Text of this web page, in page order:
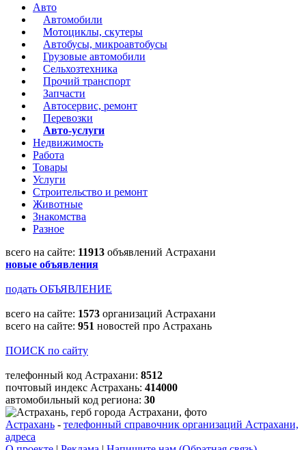
Авто
Автомобили
Мотоциклы, скутеры
Автобусы, микроавтобусы
Грузовые автомобили
Сельхозтехника
Прочий транспорт
Запчасти
Автосервис, ремонт
Перевозки
Авто-услуги
Недвижимость
Работа
Товары
Услуги
Строительство и ремонт
Животные
Знакомства
Разное
всего на сайте: 11913 объявлений Астрахани
новые объявления
подать ОБЪЯВЛЕНИЕ
всего на сайте: 1573 организаций Астрахани
всего на сайте: 951 новостей про Астрахань
ПОИСК по сайту
телефонный код Астрахани: 8512
почтовый индекс Астрахань: 414000
автомобильный код региона: 30
Астрахань - телефонный справочник организаций Астрахани,
адреса